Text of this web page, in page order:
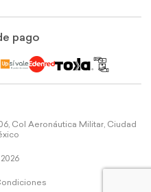
pago
Col Aeronáutica Militar, Ciudad